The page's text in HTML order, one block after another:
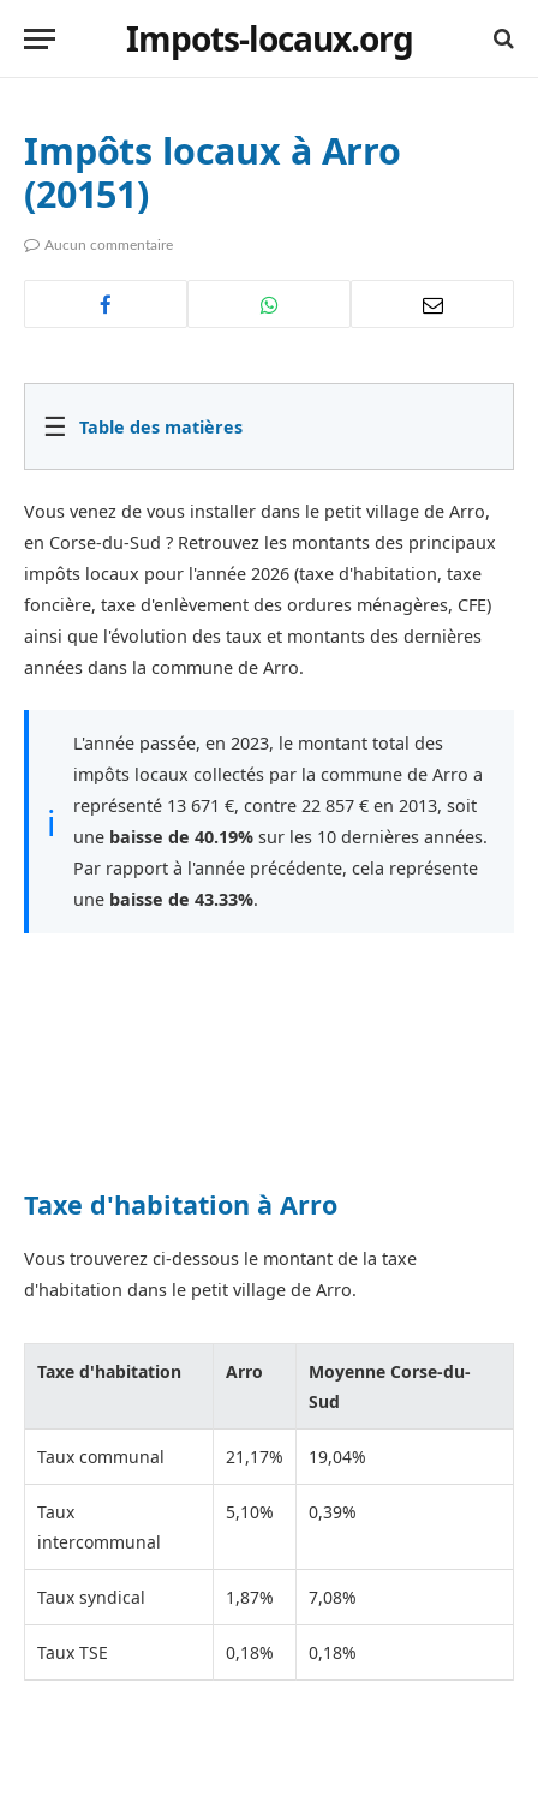
Impots-locaux.org
Impôts locaux à Arro
(20151)
Aucun commentaire
☰ Table des matières
Vous venez de vous installer dans le petit village de Arro,
en Corse-du-Sud ? Retrouvez les montants des principaux
impôts locaux pour l'année 2026 (taxe d'habitation, taxe
foncière, taxe d'enlèvement des ordures ménagères, CFE)
ainsi que l'évolution des taux et montants des dernières
années dans la commune de Arro.
ℹ
L'année passée, en 2023, le montant total des
impôts locaux collectés par la commune de Arro a
représenté 13 671 €, contre 22 857 € en 2013, soit
une baisse de 40.19% sur les 10 dernières années.
Par rapport à l'année précédente, cela représente
une baisse de 43.33%.
Taxe d'habitation à Arro
Vous trouverez ci-dessous le montant de la taxe
d'habitation dans le petit village de Arro.
Taxe d'habitation Arro
Moyenne Corse-du-
Sud
Taux communal 21,17% 19,04%
Taux
intercommunal
5,10% 0,39%
Taux syndical 1,87% 7,08%
Taux TSE 0,18% 0,18%